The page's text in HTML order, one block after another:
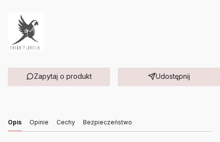
Zapytaj o produkt Udostępnij
Opis Opinie Cechy Bezpieczeństwo